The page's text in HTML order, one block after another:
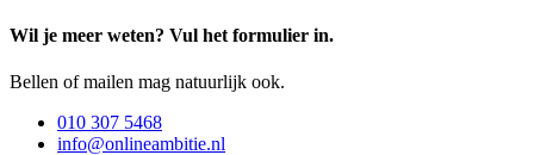
Wil je meer weten? Vul het formulier in.
Bellen of mailen mag natuurlijk ook.
010 307 5468
info@onlineambitie.nl